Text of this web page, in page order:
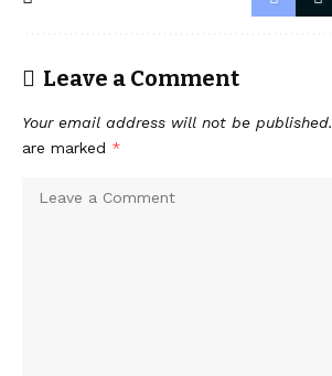
Leave a Comment
Your email address will not be published.
are marked *